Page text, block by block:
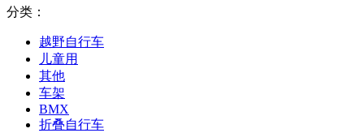
分类：
越野自行车
儿童用
其他
车架
BMX
折叠自行车